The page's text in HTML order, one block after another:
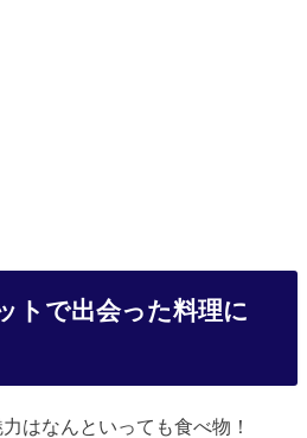
トで出会った料理に
はなんといっても食べ物！